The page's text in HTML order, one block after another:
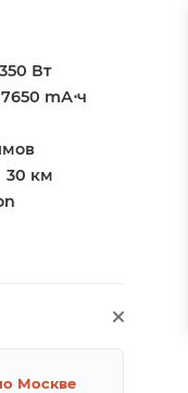
350 Вт
7650 mА⋅ч
30 км
Москве